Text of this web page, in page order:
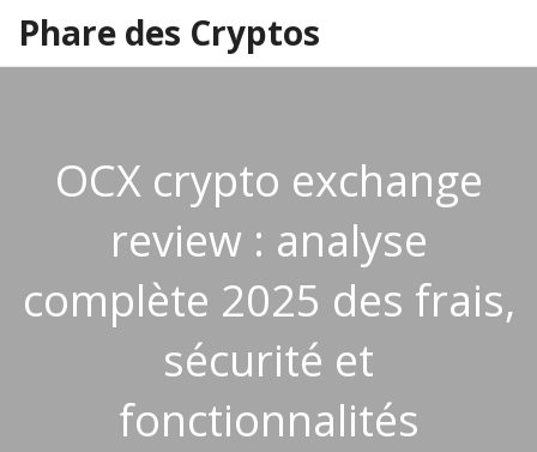
Phare des Cryptos
OCX crypto exchange
review : analyse
complète 2025 des frais,
sécurité et
fonctionnalités